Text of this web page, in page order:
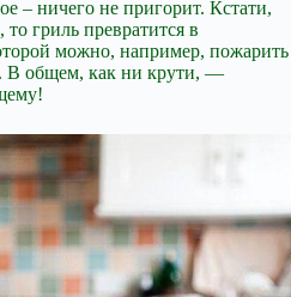
– ничего не пригорит. Кстати,
гриль превратится в
можно, например, пожарить
В общем, как ни крути, —